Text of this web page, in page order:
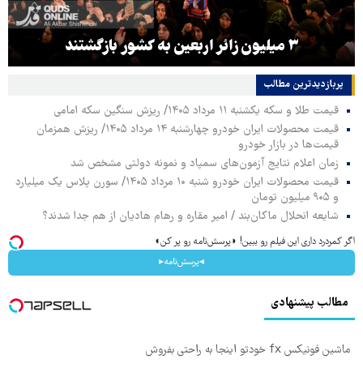
۳ میلیون زائر اربعین به کشور بازگشتند
پربازدیدترین‌ مطالب
قیمت طلا و سکه یکشنبه ۱۱ مرداد ۱۴۰۵/ ریزش سنگین سکه امامی
قیمت محصولات ایران خودرو چهارشنبه ۱۴ مرداد ۱۴۰۵/ ریزش همزمان
قیمت‌ها در بازار خودرو
زمان اعلام نتایج آزمون‌های سمپاد و نمونه دولتی مشخص شد
قیمت محصولات ایران خودرو شنبه ۱۰ مرداد ۱۴۰۵/ سورن پلاس یک میلیارد
و ۹۰۵ میلیون تومان
شایعه انحلال ماکان‌بند / امیر مقاره و رهام هادیان از هم جدا شدند؟
اگر کمردرد داری این فیلم رو ببین! ◗پرسش‌نامه رو پر کن◖
◂پرسش‌نامه▸
مطالب پیشنهادی
ماشین فونیکس fx خودتو اینجا به راحتی بفروش